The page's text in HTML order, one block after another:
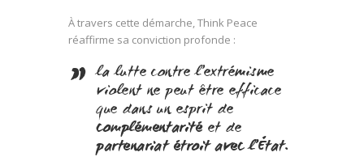
À travers cette démarche, Think Peace
réaffirme sa conviction profonde :
la lutte contre l’extrémisme
violent ne peut être efficace
que dans un esprit de
complémentaritéet de
partenariat étroit avec l’État.